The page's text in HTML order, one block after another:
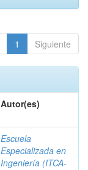
1 Siguiente
Autor(es)
Escuela
Especializada en
Ingeniería (ITCA-